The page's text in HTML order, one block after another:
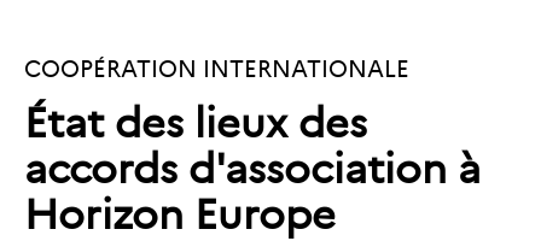
la
page
d'accueil
page
d'accueil
COOPÉRATION INTERNATIONALE
État des lieux des
accords d'association à
Horizon Europe